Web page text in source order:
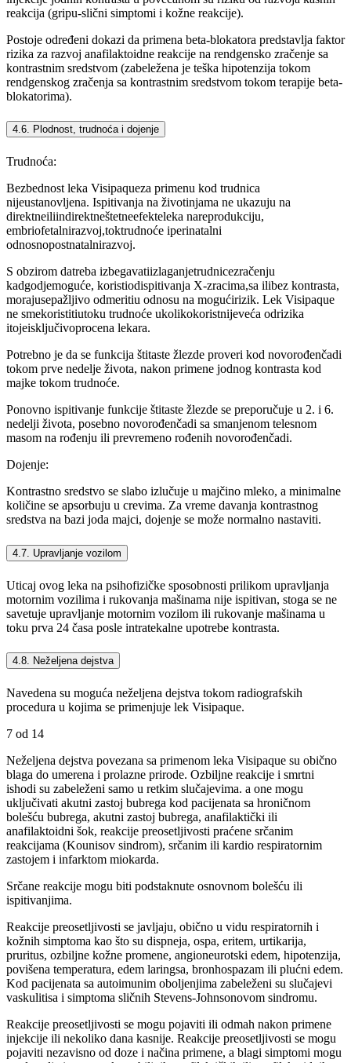
reakcija (gripu-slični simptomi i kožne reakcije).
Postoje određeni dokazi da primena beta-blokatora predstavlja faktor
rizika za razvoj anafilaktoidne reakcije na rendgensko zračenje sa
kontrastnim sredstvom (zabeležena je teška hipotenzija tokom
rendgenskog zračenja sa kontrastnim sredstvom tokom terapije beta-
blokatorima).
4.6. Plodnost, trudnoća i dojenje
Trudnoća:
Bezbednost leka Visipaqueza primenu kod trudnica
nijeustanovljena. Ispitivanja na životinjama ne ukazuju na
direktneiliindirektneštetneefekteleka nareprodukciju,
embriofetalnirazvoj,toktrudnoće iperinatalni
odnosnopostnatalnirazvoj.
S obzirom datreba izbegavatiizlaganjetrudnicezračenju
kadgodjemoguće, koristiodispitivanja X-zracima,sa ilibez kontrasta,
morajusepažljivo odmeritiu odnosu na mogućirizik. Lek Visipaque
ne smekoristitiutoku trudnoće ukolikokoristnijeveća odrizika
itojeisključivoprocena lekara.
Potrebno je da se funkcija štitaste žlezde proveri kod novorođenčadi
tokom prve nedelje života, nakon primene jodnog kontrasta kod
majke tokom trudnoće.
Ponovno ispitivanje funkcije štitaste žlezde se preporučuje u 2. i 6.
nedelji života, posebno novorođenčadi sa smanjenom telesnom
masom na rođenju ili prevremeno rođenih novorođenčadi.
Dojenje:
Kontrastno sredstvo se slabo izlučuje u majčino mleko, a minimalne
količine se apsorbuju u crevima. Za vreme davanja kontrastnog
sredstva na bazi joda majci, dojenje se može normalno nastaviti.
4.7. Upravljanje vozilom
Uticaj ovog leka na psihofizičke sposobnosti prilikom upravljanja
motornim vozilima i rukovanja mašinama nije ispitivan, stoga se ne
savetuje upravljanje motornim vozilom ili rukovanje mašinama u
toku prva 24 časa posle intratekalne upotrebe kontrasta.
4.8. Neželjena dejstva
Navedena su moguća neželjena dejstva tokom radiografskih
procedura u kojima se primenjuje lek Visipaque.
7 od 14
Neželjena dejstva povezana sa primenom leka Visipaque su obično
blaga do umerena i prolazne prirode. Ozbiljne reakcije i smrtni
ishodi su zabeleženi samo u retkim slučajevima. a one mogu
uključivati akutni zastoj bubrega kod pacijenata sa hroničnom
bolešću bubrega, akutni zastoj bubrega, anafilaktički ili
anafilaktoidni šok, reakcije preosetljivosti praćene srčanim
reakcijama (Kounisov sindrom), srčanim ili kardio respiratornim
zastojem i infarktom miokarda.
Srčane reakcije mogu biti podstaknute osnovnom bolešću ili
ispitivanjima.
Reakcije preosetljivosti se javljaju, obično u vidu respiratornih i
kožnih simptoma kao što su dispneja, ospa, eritem, urtikarija,
pruritus, ozbiljne kožne promene, angioneurotski edem, hipotenzija,
povišena temperatura, edem laringsa, bronhospazam ili plućni edem.
Kod pacijenata sa autoimunim oboljenjima zabeleženi su slučajevi
vaskulitisa i simptoma sličnih Stevens-Johnsonovom sindromu.
Reakcije preosetljivosti se mogu pojaviti ili odmah nakon primene
injekcije ili nekoliko dana kasnije. Reakcije preosetljivosti se mogu
pojaviti nezavisno od doze i načina primene, a blagi simptomi mogu